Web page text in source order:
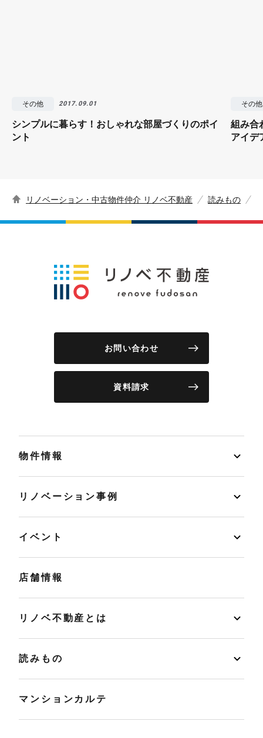
その他 2017.09.01
シンプルに暮らす！おしゃれな部屋づくりのポイ
ント
その他
組み合
アイデ
リノベーション・中古物件仲介 リノベ不動産 読みもの
お問い合わせ
資料請求
物件情報
リノベーション事例
イベント
店舗情報
リノベ不動産とは
読みもの
マンションカルテ